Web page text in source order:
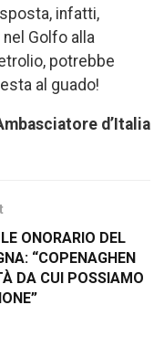
infatti,
Golfo alla
potrebbe
al guado!
d’Italia
ONORARIO DEL
“COPENAGHEN
DA CUI POSSIAMO